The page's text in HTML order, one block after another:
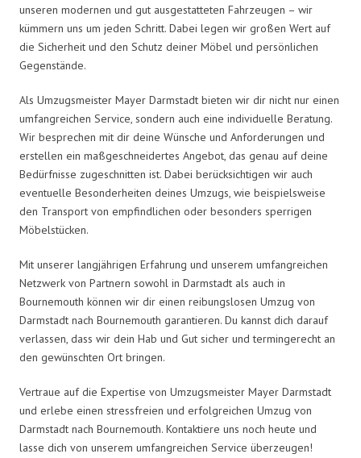
unseren modernen und gut ausgestatteten Fahrzeugen – wir
kümmern uns um jeden Schritt. Dabei legen wir großen Wert auf
die Sicherheit und den Schutz deiner Möbel und persönlichen
Gegenstände.
Als Umzugsmeister Mayer Darmstadt bieten wir dir nicht nur einen
umfangreichen Service, sondern auch eine individuelle Beratung.
Wir besprechen mit dir deine Wünsche und Anforderungen und
erstellen ein maßgeschneidertes Angebot, das genau auf deine
Bedürfnisse zugeschnitten ist. Dabei berücksichtigen wir auch
eventuelle Besonderheiten deines Umzugs, wie beispielsweise
den Transport von empfindlichen oder besonders sperrigen
Möbelstücken.
Mit unserer langjährigen Erfahrung und unserem umfangreichen
Netzwerk von Partnern sowohl in Darmstadt als auch in
Bournemouth können wir dir einen reibungslosen Umzug von
Darmstadt nach Bournemouth garantieren. Du kannst dich darauf
verlassen, dass wir dein Hab und Gut sicher und termingerecht an
den gewünschten Ort bringen.
Vertraue auf die Expertise von Umzugsmeister Mayer Darmstadt
und erlebe einen stressfreien und erfolgreichen Umzug von
Darmstadt nach Bournemouth. Kontaktiere uns noch heute und
lasse dich von unserem umfangreichen Service überzeugen!